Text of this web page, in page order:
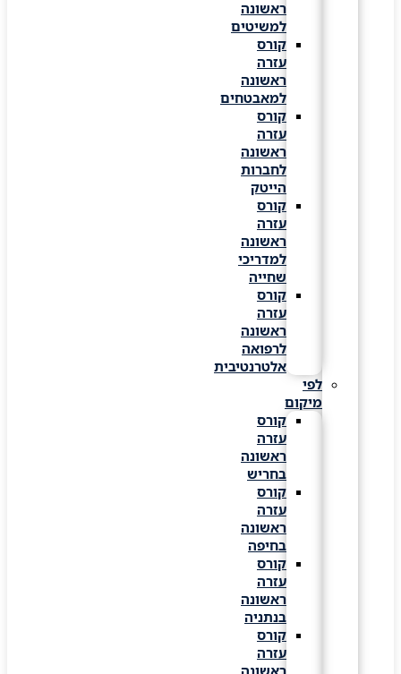
ראשונה
למשיטים
קורס
עזרה
ראשונה
למאבטחים
קורס
עזרה
ראשונה
לחברות
הייטק
קורס
עזרה
ראשונה
למדריכי
שחייה
קורס
עזרה
ראשונה
לרפואה
אלטרנטיבית
לפי
מיקום
קורס
עזרה
ראשונה
בחריש
קורס
עזרה
ראשונה
בחיפה
קורס
עזרה
ראשונה
בנתניה
קורס
עזרה
ראשונה